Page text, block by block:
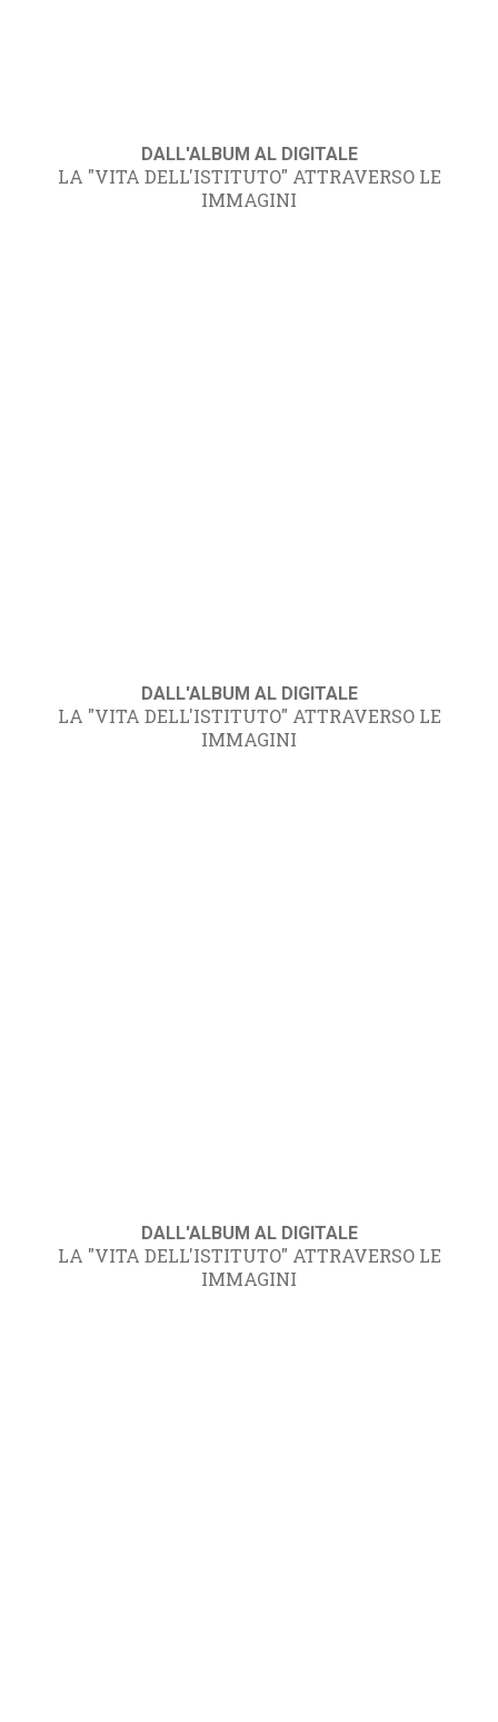
DALL'ALBUM AL DIGITALE
LA "VITA DELL'ISTITUTO" ATTRAVERSO LE
IMMAGINI
DALL'ALBUM AL DIGITALE
LA "VITA DELL'ISTITUTO" ATTRAVERSO LE
IMMAGINI
DALL'ALBUM AL DIGITALE
LA "VITA DELL'ISTITUTO" ATTRAVERSO LE
IMMAGINI